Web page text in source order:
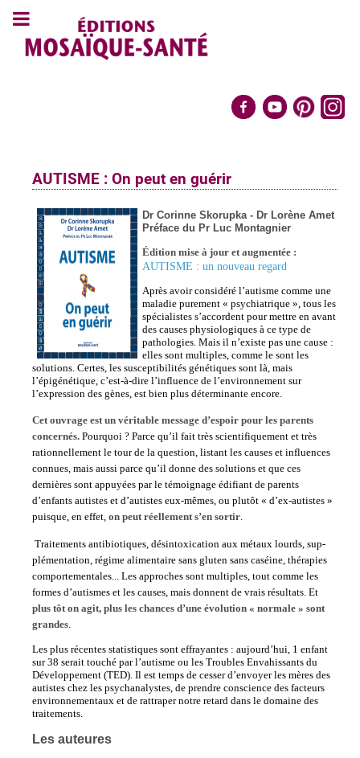
AUTISME : On peut en guérir
Dr Corinne Skorupka - Dr Lorène Amet
Préface du Pr Luc Montagnier
Édition mise à jour et augmentée :
AUTISME : un nouveau regard
Après avoir considéré l’autisme comme une
maladie purement « psychiatrique », tous les
spécialistes s’accordent pour mettre en avant
des causes physiologiques à ce type de
pathologies. Mais il n’existe pas une cause :
elles sont multiples, comme le sont les
solutions. Certes, les susceptibilités génétiques sont là, mais
l’épigénétique, c’est-à-dire l’influence de l’environnement sur
l’expression des gènes, est bien plus déterminante encore.
Cet ouvrage est un véritable message d’espoir pour les parents
concernés. Pourquoi ? Parce qu’il fait très scientifiquement et très
rationnellement le tour de la question, listant les causes et influences
connues, mais aussi parce qu’il donne des solutions et que ces
dernières sont appuyées par le témoignage édifiant de parents
d’enfants autistes et d’autistes eux-mêmes, ou plutôt « d’ex-autistes »
puisque, en effet, on peut réellement s’en sortir
Traitements antibiotiques, désintoxication aux métaux lourds, sup­
plémentation, régime alimentaire sans gluten sans caséine, thérapies
comportementales... Les approches sont multiples, tout comme les
formes d’autismes et les causes, mais donnent de vrais résultats. Et
plus tôt on agit, plus les chances d’une évolution « normale » sont
grandes.
Les plus récentes statistiques sont effrayantes : aujourd’hui, 1 enfant
sur 38 serait touché par l’autisme ou les Troubles Envahissants du
Développement (TED). Il est temps de cesser d’envoyer les mères des
autistes chez les psychanalystes, de prendre conscience des facteurs
environnementaux et de rattraper notre retard dans le domaine des
traitements.
Les auteures